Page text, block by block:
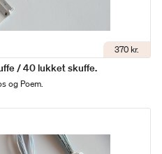
370 kr.
/ 40 lukket skuffe.
og Poem.